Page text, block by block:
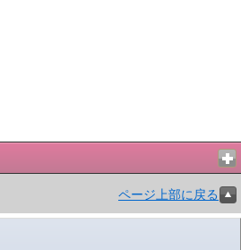
ページ上部に戻る